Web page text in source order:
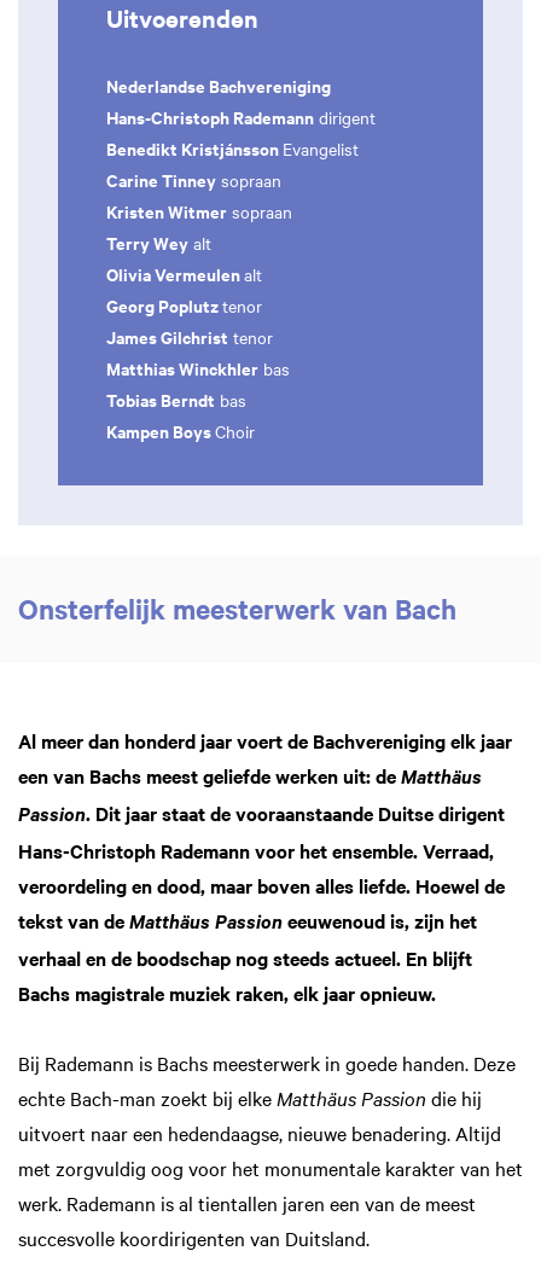
Uitvoerenden
Nederlandse Bachvereniging
Hans-Christoph Rademann dirigent
Benedikt Kristjánsson Evangelist
Carine Tinney sopraan
Kristen Witmer sopraan
Terry Wey alt
Olivia Vermeulenalt
Georg Poplutztenor
James Gilchrist tenor
Matthias Winckhler bas
Tobias Berndt bas
Kampen BoysChoir
Onsterfelijk meesterwerk van Bach
Al meer dan honderd jaar voert de Bachvereniging elk jaar
een van Bachs meest geliefde werken uit: de Matthäus
Passion. Dit jaar staat de vooraanstaande Duitse dirigent
Hans-Christoph Rademann voor het ensemble. Verraad,
veroordeling en dood, maar boven alles liefde. Hoewel de
tekst van de Matthäus Passion eeuwenoud is, zijn het
verhaal en de boodschap nog steeds actueel. En blijft
Bachs magistrale muziek raken, elk jaar opnieuw.
Bij Rademann is Bachs meesterwerk in goede handen. Deze
echte Bach-man zoekt bij elke Matthäus Passion die hij
uitvoert naar een hedendaagse, nieuwe benadering. Altijd
met zorgvuldig oog voor het monumentale karakter van het
werk. Rademann is al tientallen jaren een van de meest
succesvolle koordirigenten van Duitsland.